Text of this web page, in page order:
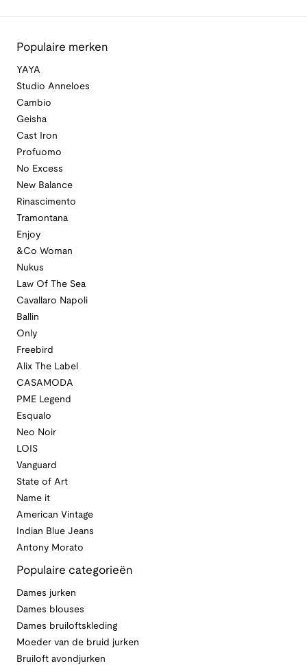
Populaire merken
YAYA
Studio Anneloes
Cambio
Geisha
Cast Iron
Profuomo
No Excess
New Balance
Rinascimento
Tramontana
Enjoy
&Co Woman
Nukus
Law Of The Sea
Cavallaro Napoli
Ballin
Only
Freebird
Alix The Label
CASAMODA
PME Legend
Esqualo
Neo Noir
LOIS
Vanguard
State of Art
Name it
American Vintage
Indian Blue Jeans
Antony Morato
Populaire categorieën
Dames jurken
Dames blouses
Dames bruiloftskleding
Moeder van de bruid jurken
Bruiloft avondjurken